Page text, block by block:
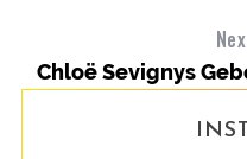
Chloë Sevignys